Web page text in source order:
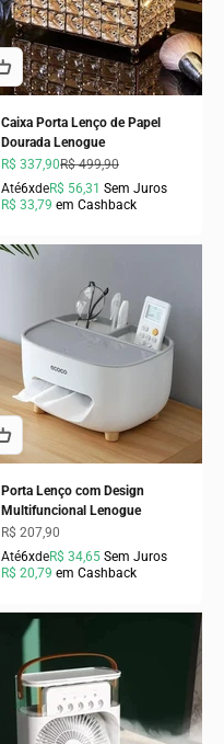
Caixa Porta Lenço de Papel
Dourada Lenogue
Preço promocional
R$ 337,90Preço normal
R$ 499,90
Até6xdeR$ 56,31 Sem Juros
R$ 33,79 em Cashback
Porta Lenço com Design
Multifuncional Lenogue
Preço promocional
R$ 207,90
Até6xdeR$ 34,65 Sem Juros
R$ 20,79 em Cashback